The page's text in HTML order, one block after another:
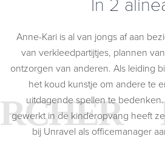
In 2
Anne-Kari is al van jongs af aan
van verkleedpartijtjes, plannen
ontzorgen van anderen. Als leiding
het koud kunstje om andere te
uitdagende spellen te
gewerkt in de kinderopvang heeft
bij Unravel als officemanager